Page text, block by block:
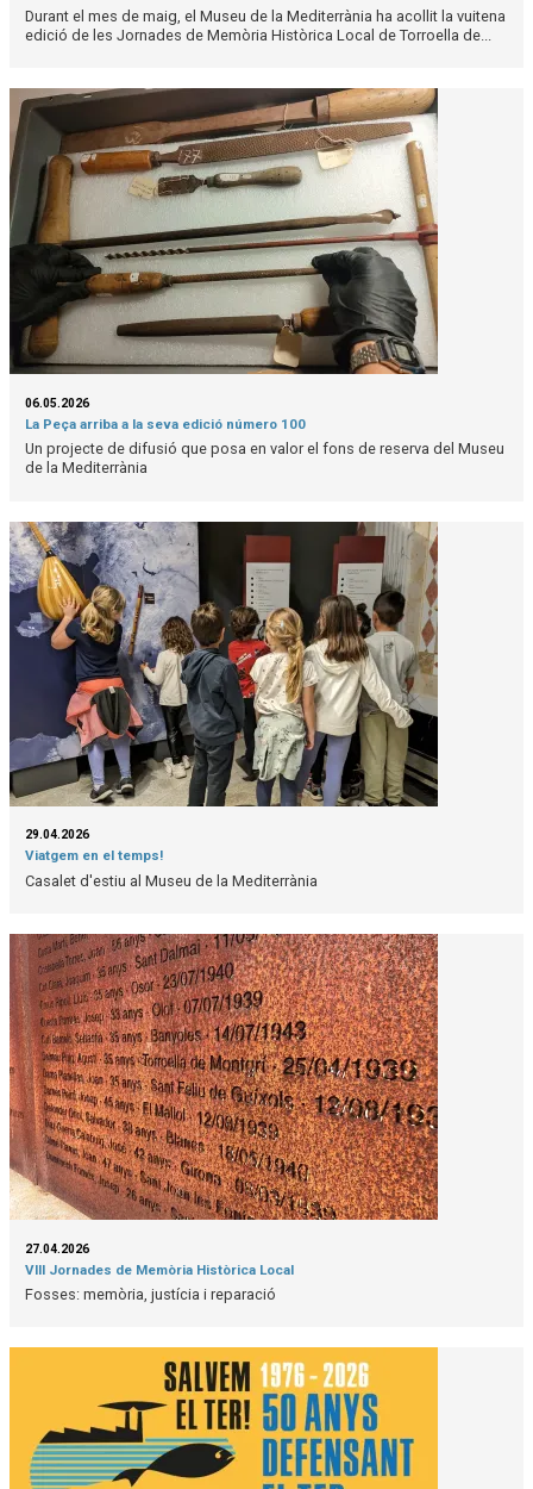
Durant el mes de maig, el Museu de la Mediterrània ha acollit la vuitena
edició de les Jornades de Memòria Històrica Local de Torroella de...
06.05.2026
La Peça arriba a la seva edició número 100
Un projecte de difusió que posa en valor el fons de reserva del Museu
de la Mediterrània
29.04.2026
Viatgem en el temps!
Casalet d'estiu al Museu de la Mediterrània
27.04.2026
VIII Jornades de Memòria Històrica Local
Fosses: memòria, justícia i reparació